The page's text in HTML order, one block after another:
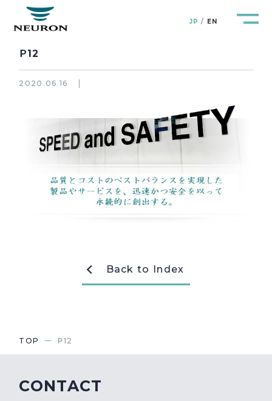
JP EN
管路防災研究所 Pipeline Resilience Lab.
企業情報
製品＆サービス Products&Service
Ｐ12
2020.06.16
Back to Index
TOP Ｐ12
CONTACT